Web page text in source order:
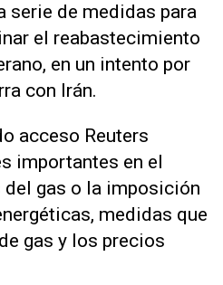
serie de medidas para
el reabastecimiento
‌en un intento por
con Irán.
acceso Reuters
importantes en el
gas o la imposición
medidas que
gas y los precios